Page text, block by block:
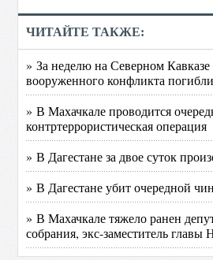
ЧИТАЙТЕ ТАКЖЕ:
» За неделю на Северном Кавказе
вооруженного конфликта
» В Махачкале проводится
контртеррористическая операция
» В Дагестане за двое суток
» В Дагестане убит очередной
» В Махачкале тяжело ранен
собрания, экс-заместитель главы